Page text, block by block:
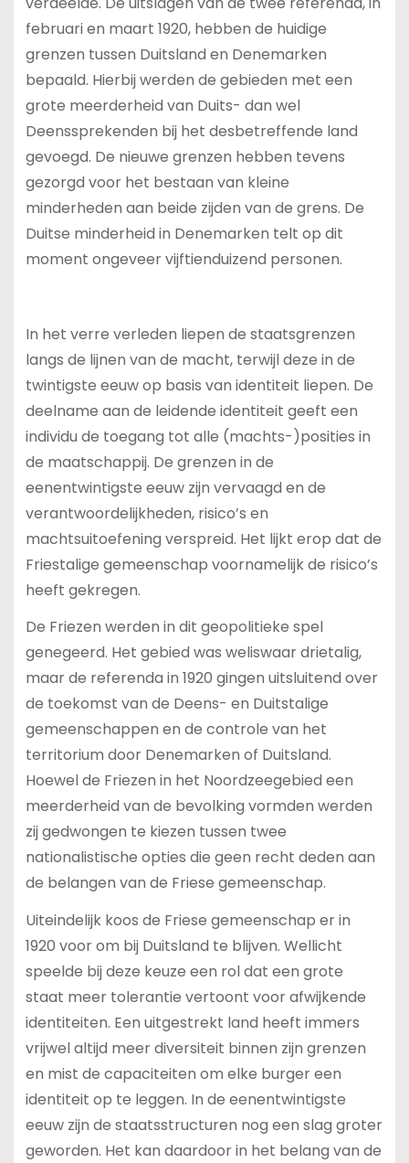
februari en maart 1920, hebben de huidige
grenzen tussen Duitsland en Denemarken
bepaald. Hierbij werden de gebieden met een
grote meerderheid van Duits- dan wel
Deenssprekenden bij het desbetreffende land
gevoegd. De nieuwe grenzen hebben tevens
gezorgd voor het bestaan van kleine
minderheden aan beide zijden van de grens. De
Duitse minderheid in Denemarken telt op dit
moment ongeveer vijftienduizend personen.
In het verre verleden liepen de staatsgrenzen
langs de lijnen van de macht, terwijl deze in de
twintigste eeuw op basis van identiteit liepen. De
deelname aan de leidende identiteit geeft een
individu de toegang tot alle (machts-)posities in
de maatschappij. De grenzen in de
eenentwintigste eeuw zijn vervaagd en de
verantwoordelijkheden, risico’s en
machtsuitoefening verspreid. Het lijkt erop dat de
Friestalige gemeenschap voornamelijk de risico’s
heeft gekregen.
De Friezen werden in dit geopolitieke spel
genegeerd. Het gebied was weliswaar drietalig,
maar de referenda in 1920 gingen uitsluitend over
de toekomst van de Deens- en Duitstalige
gemeenschappen en de controle van het
territorium door Denemarken of Duitsland.
Hoewel de Friezen in het Noordzeegebied een
meerderheid van de bevolking vormden werden
zij gedwongen te kiezen tussen twee
nationalistische opties die geen recht deden aan
de belangen van de Friese gemeenschap.
Uiteindelijk koos de Friese gemeenschap er in
1920 voor om bij Duitsland te blijven. Wellicht
speelde bij deze keuze een rol dat een grote
staat meer tolerantie vertoont voor afwijkende
identiteiten. Een uitgestrekt land heeft immers
vrijwel altijd meer diversiteit binnen zijn grenzen
en mist de capaciteiten om elke burger een
identiteit op te leggen. In de eenentwintigste
eeuw zijn de staatsstructuren nog een slag groter
geworden. Het kan daardoor in het belang van de